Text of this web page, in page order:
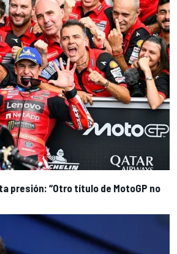
presión: “Otro título de MotoGP no